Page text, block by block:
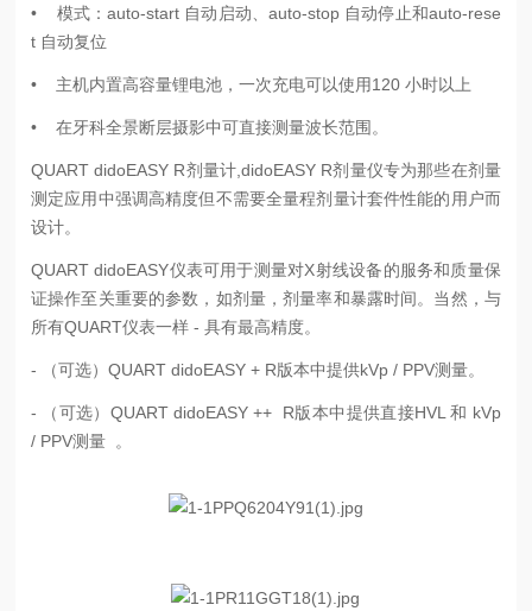
• 模式：auto-start 自动启动、auto-stop 自动停止和auto-rese
t 自动复位
• 主机内置高容量锂电池，一次充电可以使用120 小时以上
• 在牙科全景断层摄影中可直接测量波长范围。
QUART didoEASY R剂量计,didoEASY R剂量仪专为那些在剂量
测定应用中强调高精度但不需要全量程剂量计套件性能的用户而
设计。
QUART didoEASY仪表可用于测量对X射线设备的服务和质量保
证操作至关重要的参数，如剂量，剂量率和暴露时间。当然，与
所有QUART仪表一样 - 具有最高精度。
- （可选）QUART didoEASY + R版本中提供kVp / PPV测量。
- （可选）QUART didoEASY ++ R版本中提供直接HVL 和 kVp
/ PPV测量 。